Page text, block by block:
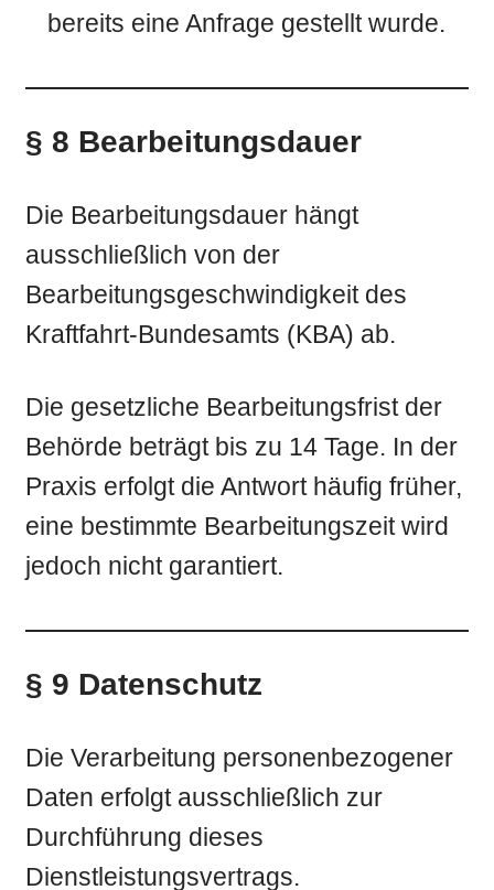
bereits eine Anfrage gestellt wurde.
§ 8 Bearbeitungsdauer
Die Bearbeitungsdauer hängt
ausschließlich von der
Bearbeitungsgeschwindigkeit des
Kraftfahrt-Bundesamts (KBA) ab.
Die gesetzliche Bearbeitungsfrist der
Behörde beträgt bis zu 14 Tage. In der
Praxis erfolgt die Antwort häufig früher,
eine bestimmte Bearbeitungszeit wird
jedoch nicht garantiert.
§ 9 Datenschutz
Die Verarbeitung personenbezogener
Daten erfolgt ausschließlich zur
Durchführung dieses
Dienstleistungsvertrags.